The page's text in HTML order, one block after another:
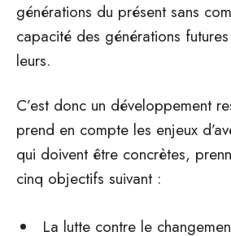
générations du présent sans
capacité des générations
leurs.
C’est donc un développement
prend en compte les enjeux
qui doivent être concrètes,
cinq objectifs suivant :
La lutte contre le